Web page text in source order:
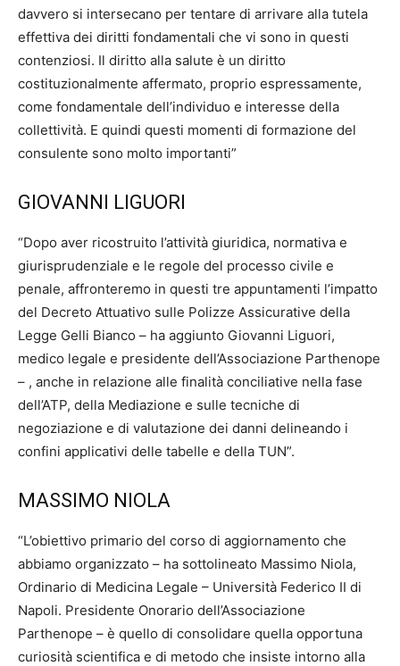
davvero si intersecano per tentare di arrivare alla tutela
effettiva dei diritti fondamentali che vi sono in questi
contenziosi. Il diritto alla salute è un diritto
costituzionalmente affermato, proprio espressamente,
come fondamentale dell’individuo e interesse della
collettività. E quindi questi momenti di formazione del
consulente sono molto importanti”
GIOVANNI LIGUORI
“Dopo aver ricostruito l’attività giuridica, normativa e
giurisprudenziale e le regole del processo civile e
penale, affronteremo in questi tre appuntamenti l’impatto
del Decreto Attuativo sulle Polizze Assicurative della
Legge Gelli Bianco – ha aggiunto Giovanni Liguori,
medico legale e presidente dell’Associazione Parthenope
– , anche in relazione alle finalità conciliative nella fase
dell’ATP, della Mediazione e sulle tecniche di
negoziazione e di valutazione dei danni delineando i
confini applicativi delle tabelle e della TUN”.
MASSIMO NIOLA
“L’obiettivo primario del corso di aggiornamento che
abbiamo organizzato – ha sottolineato Massimo Niola,
Ordinario di Medicina Legale – Università Federico II di
Napoli. Presidente Onorario dell’Associazione
Parthenope – è quello di consolidare quella opportuna
curiosità scientifica e di metodo che insiste intorno alla